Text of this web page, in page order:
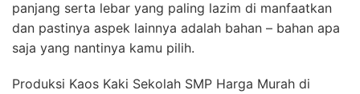
panjang serta lebar yang paling lazim di manfaatkan
dan pastinya aspek lainnya adalah bahan – bahan apa
saja yang nantinya kamu pilih.
Produksi Kaos Kaki Sekolah SMP Harga Murah di